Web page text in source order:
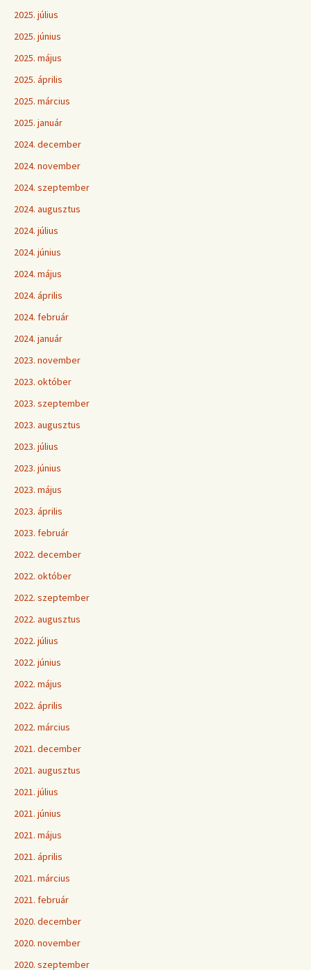
2025. július
2025. június
2025. május
2025. április
2025. március
2025. január
2024. december
2024. november
2024. szeptember
2024. augusztus
2024. július
2024. június
2024. május
2024. április
2024. február
2024. január
2023. november
2023. október
2023. szeptember
2023. augusztus
2023. július
2023. június
2023. május
2023. április
2023. február
2022. december
2022. október
2022. szeptember
2022. augusztus
2022. július
2022. június
2022. május
2022. április
2022. március
2021. december
2021. augusztus
2021. július
2021. június
2021. május
2021. április
2021. március
2021. február
2020. december
2020. november
2020. szeptember